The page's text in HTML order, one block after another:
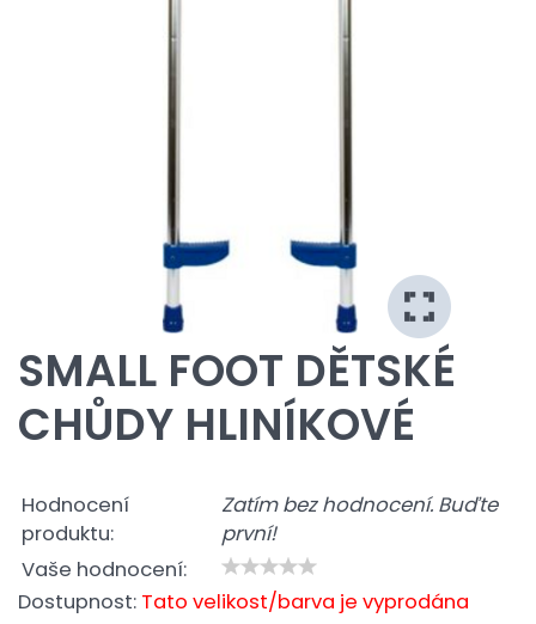
SMALL FOOT DĚTSKÉ
CHŮDY HLINÍKOVÉ
Hodnocení
produktu:
Zatím bez hodnocení. Buďte
první!
Vaše hodnocení:
Dostupnost: Tato velikost/barva je vyprodána